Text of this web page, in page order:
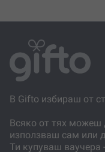
В Gifto избираш от
Всяко от тях можеш
използваш сам или
Ти купуваш ваучера